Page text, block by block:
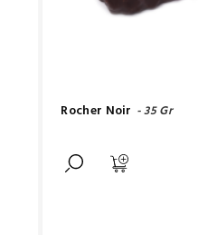
Rocher Noir - 35 Gr